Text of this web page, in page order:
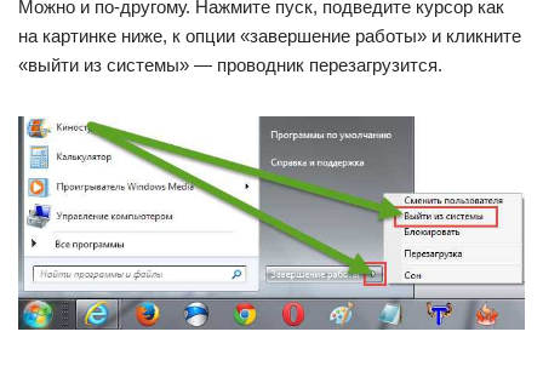
Можно и по-другому. Нажмите пуск, подведите курсор как
на картинке ниже, к опции «завершение работы» и кликните
«выйти из системы» — проводник перезагрузится.